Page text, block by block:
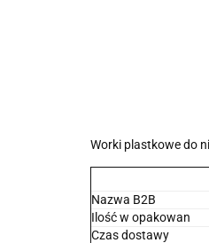
Worki plastkowe do
Nazwa B2B
Ilość w opakowan
Czas dostawy